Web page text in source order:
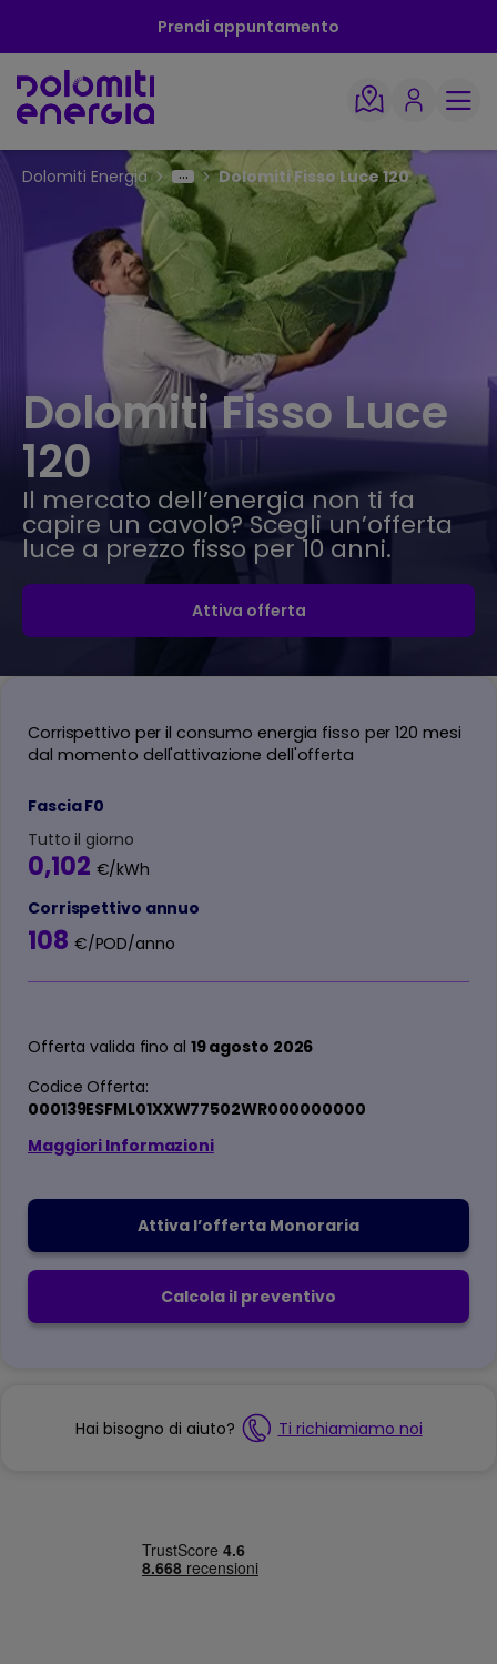
Prendi appuntamento
Dolomiti Energia Dolomiti Fisso Luce 120
Dolomiti Fisso Luce
120
Il mercato dell’energia non ti fa
capire un cavolo? Scegli un’offerta
luce a prezzo fisso per 10 anni.
Attiva offerta
Corrispettivo per il consumo energia fisso per 120 mesi
dal momento dell'attivazione dell'offerta
Fascia F0
Tutto il giorno
0,102 €/kWh
Corrispettivo annuo
108 €/POD/anno
Offerta valida fino al 19 agosto 2026
Codice Offerta:
000139ESFML01XXW77502WR000000000
Maggiori Informazioni
Attiva l’offerta Monoraria
Calcola il preventivo
Hai bisogno di aiuto? Ti richiamiamo noi